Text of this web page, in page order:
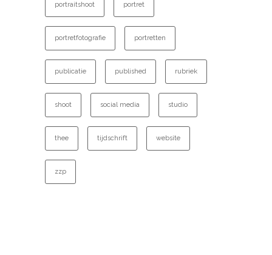
portraitshoot portret
portretfotografie portretten
publicatie published rubriek
shoot social media studio
thee tijdschrift website
zzp